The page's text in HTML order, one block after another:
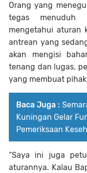
Orang yang
tegas menuduh
mengetahui aturan
antrean yang
akan mengisi
tenang dan lugas,
yang membuat
Baca Juga :
Kuningan Gelar
Pemeriksaan
“Saya ini juga
aturannya. Kalau